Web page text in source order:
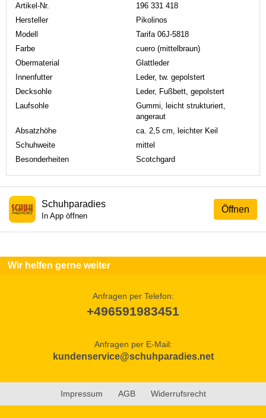
Artikel-Nr.
196 331 418
Hersteller
Pikolinos
Modell
Tarifa 06J-5818
Farbe
cuero (mittelbraun)
Obermaterial
Glattleder
Innenfutter
Leder, tw. gepolstert
Decksohle
Leder, Fußbett, gepolstert
Laufsohle
Gummi, leicht strukturiert,
angeraut
Absatzhöhe
ca. 2,5 cm, leichter Keil
Schuhweite
mittel
Besonderheiten
Scotchgard
Öffnen
Schuhparadies
In App öffnen
Wir helfen gerne weiter
Anfragen per Telefon:
+496591983451
Anfragen per E-Mail:
kundenservice@schuhparadies.net
Impressum AGB Widerrufsrecht